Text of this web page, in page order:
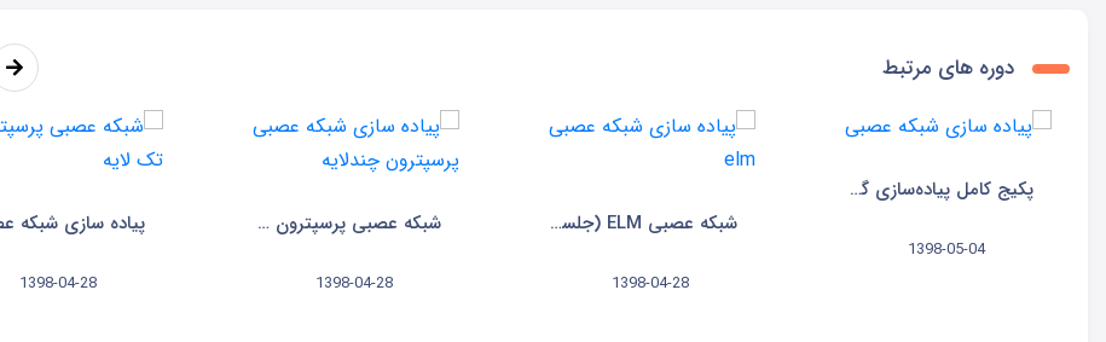
دوره های مرتبط
پکیج کامل پیاده‌سازی گام به گام شبکه‌های عصبی
1398-05-04
شبکه عصبی ELM (جلسه نهم)
1398-04-28
شبکه عصبی پرسپترون چندلایه (جلسه چهارم)
1398-04-28
1398-04-28